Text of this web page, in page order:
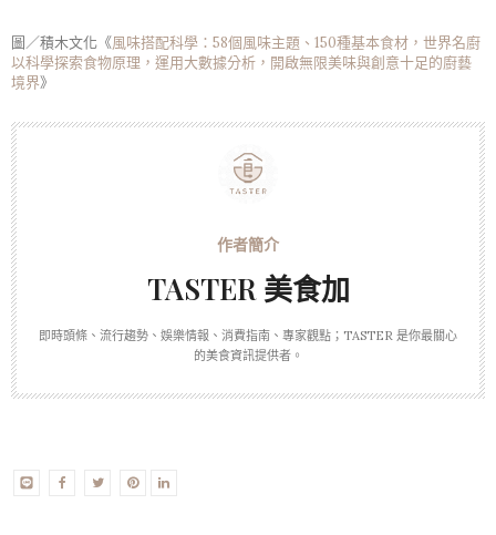
圖／積木文化《風味搭配科學：58個風味主題、150種基本食材，世界名廚
以科學探索食物原理，運用大數據分析，開啟無限美味與創意十足的廚藝
境界》
TASTER 美食加
即時頭條、流行趨勢、娛樂情報、消費指南、專家觀點；TASTER 是你最關心
的美食資訊提供者。